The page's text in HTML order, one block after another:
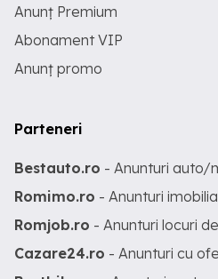
Anunț Premium
Abonament VIP
Anunț promo
Parteneri
Bestauto.ro - Anunturi auto/
Romimo.ro - Anunturi
Romjob.ro - Anunturi locuri
Cazare24.ro - Anunturi cu